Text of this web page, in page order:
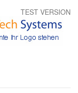
TEST VERSION